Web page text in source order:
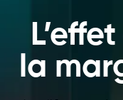
la